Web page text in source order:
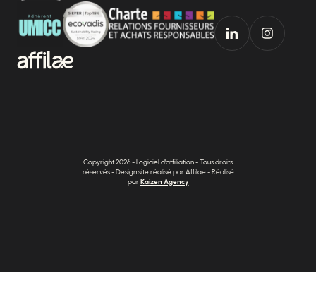
Copyright 2026 - Logiciel d'affiliation - Tous droits
réservés - Design site réalisé par Affilae - Réalisé
parKaizen Agency